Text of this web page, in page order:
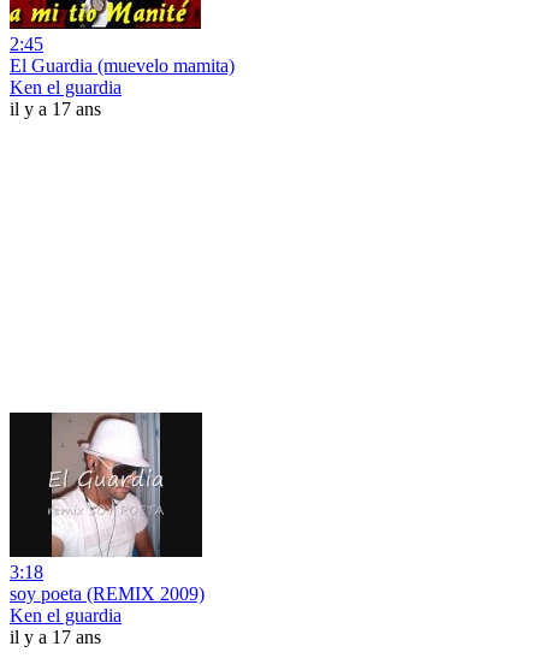
2:45
El Guardia (muevelo mamita)
Ken el guardia
il y a 17 ans
3:18
soy poeta (REMIX 2009)
Ken el guardia
il y a 17 ans